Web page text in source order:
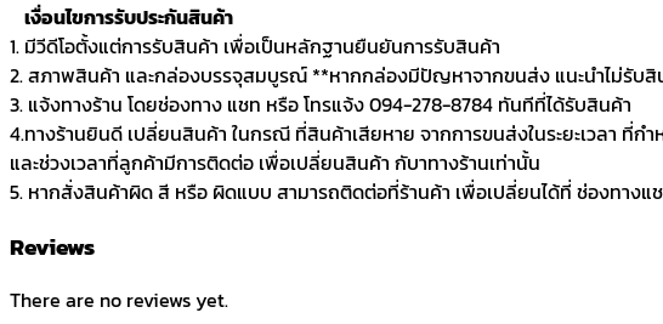
เงื่อนไขการรับประกันสินค้า
1. มีวีดีโอตั้งแต่การรับสินค้า เพื่อเป็นหลักฐานยืนยันการรับสินค้า
2. สภาพสินค้า และกล่องบรรจุสมบูรณ์ **หากกล่องมีปัญหาจากขนส่ง แนะนำไม่รับสิ
3. แจ้งทางร้าน โดยช่องทาง แชท หรือ โทรแจ้ง 094-278-8784 ทันทีที่ได้รับสินค้า
4.ทางร้านยินดี เปลี่ยนสินค้า ในกรณี ที่สินค้าเสียหาย จากการขนส่งในระยะเวลา ที่ก
และช่วงเวลาที่ลูกค้ามีการติดต่อ เพื่อเปลี่ยนสินค้า กับาทางร้านเท่านั้น
5. หากสั่งสินค้าผิด สี หรือ ผิดแบบ สามารถติดต่อที่ร้านค้า เพื่อเปลี่ยนได้ที่ ช่องทาง
Reviews
There are no reviews yet.